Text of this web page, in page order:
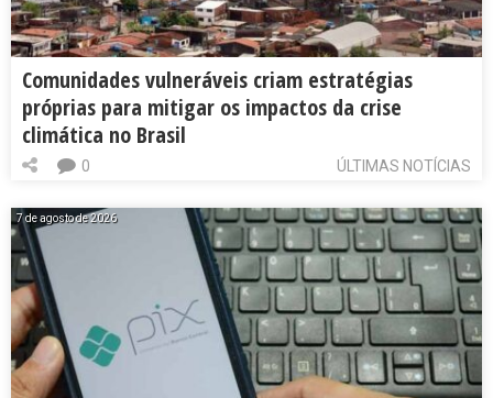
Comunidades vulneráveis criam estratégias
próprias para mitigar os impactos da crise
climática no Brasil
ÚLTIMAS NOTÍCIAS
0
7 de agosto de 2026